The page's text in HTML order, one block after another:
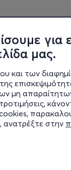
για
μας.
και των
μη
cookies,
ανατρέξτε στην